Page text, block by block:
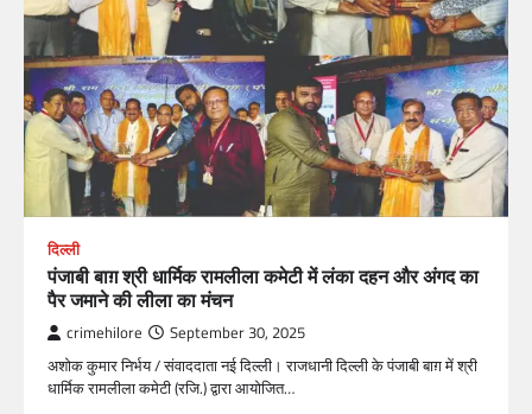
दिल्ली
पंजाबी बाग़ श्री धार्मिक रामलीला कमेटी में लंका दहन और अंगद का
पैर जमाने की लीला का मंचन
crimehilore September 30, 2025
अशोक कुमार निर्भय / संवाददाता नई दिल्ली। राजधानी दिल्ली के पंजाबी बाग़ में श्री
धार्मिक रामलीला कमेटी (रजि.) द्वारा आयोजित…